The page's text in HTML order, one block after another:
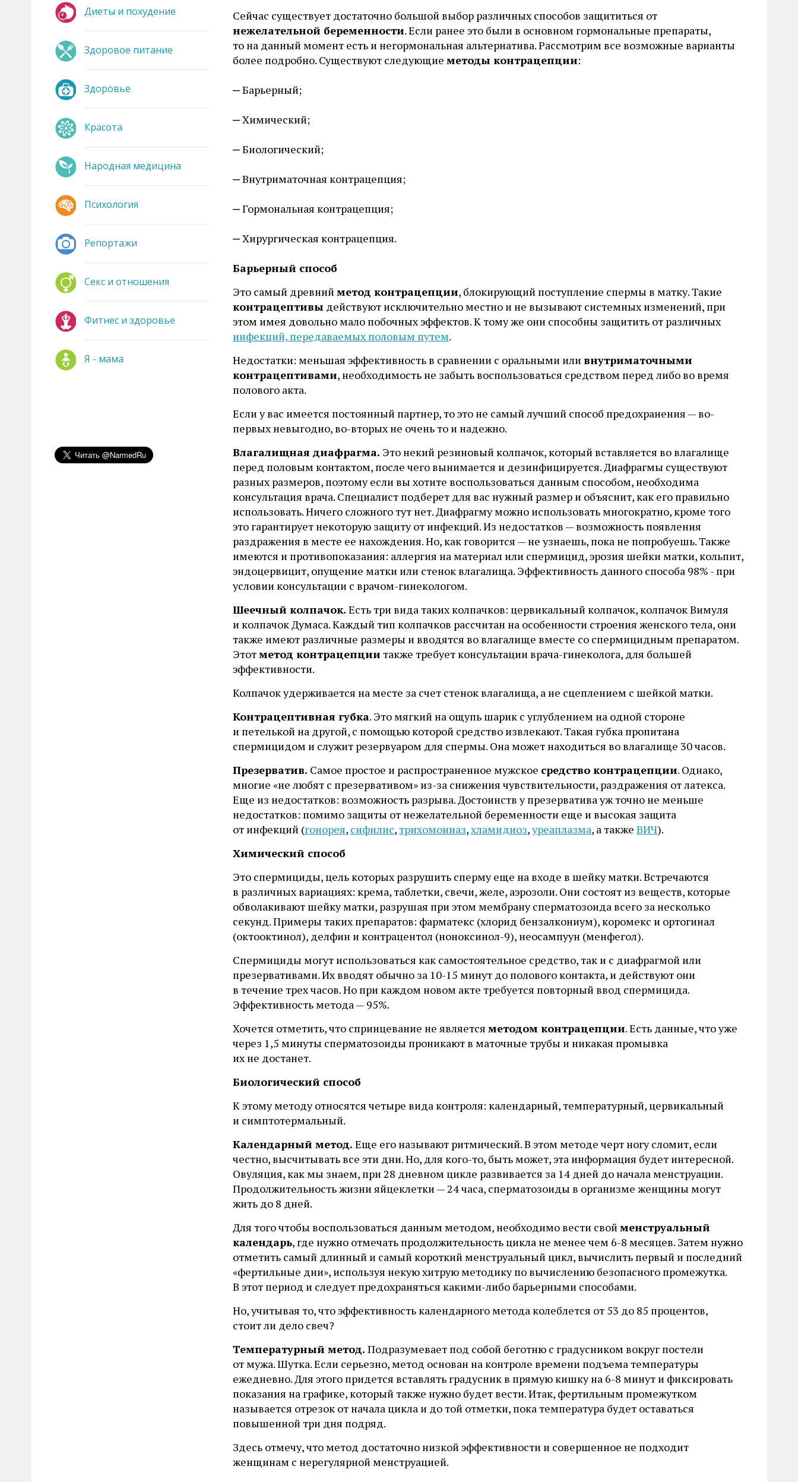
Сейчас существует достаточно большой выбор различных способов защититься от
нежелательной беременности. Если ранее это были в основном гормональные препараты,
то на данный момент есть и негормональная альтернатива. Рассмотрим все возможные варианты
более подробно. Существуют следующие методы контрацепции:
Барьерный;
Химический;
Биологический;
Внутриматочная контрацепция;
Гормональная контрацепция;
Хирургическая контрацепция.
Барьерный способ
Это самый древнийметод контрацепции, блокирующий поступление спермы в матку. Такие
контрацептивы действуют исключительно местно и не вызывают системных изменений, при
этом имея довольно мало побочных эффектов. К тому же они способны защитить от различных
инфекций, передаваемых половым путем.
Недостатки: меньшая эффективность в сравнении с оральными иливнутриматочными
контрацептивами, необходимость не забыть воспользоваться средством перед либо во время
полового акта.
Если у вас имеется постоянный партнер, то это не самый лучший способ предохранения — во-
первых невыгодно, во-вторых не очень то и надежно.
Влагалищная диафрагма. Это некий резиновый колпачок, который вставляется во влагалище
перед половым контактом, после чего вынимается и дезинфицируется. Диафрагмы существуют
разных размеров, поэтому если вы хотите воспользоваться данным способом, необходима
консультация врача. Специалист подберет для вас нужный размер и объяснит, как его правильно
использовать. Ничего сложного тут нет. Диафрагму можно использовать многократно, кроме того
это гарантирует некоторую защиту от инфекций. Из недостатков — возможность появления
раздражения в месте ее нахождения. Но, как говорится — не узнаешь, пока не попробуешь. Также
имеются и противопоказания: аллергия на материал или спермицид, эрозия шейки матки, кольпит,
эндоцервицит, опущение матки или стенок влагалища. Эффективность данного способа 98% - при
условии консультации с врачом-гинекологом.
Шеечный колпачок. Есть три вида таких колпачков: цервикальный колпачок, колпачок Вимуля
и колпачок Думаса. Каждый тип колпачков рассчитан на особенности строения женского тела, они
также имеют различные размеры и вводятся во влагалище вместе со спермицидным препаратом.
Этотметод контрацепции также требует консультации врача-гинеколога, для большей
эффективности.
Колпачок удерживается на месте за счет стенок влагалища, а не сцеплением с шейкой матки.
Контрацептивная губка. Это мягкий на ощупь шарик с углублением на одной стороне
и петелькой на другой, с помощью которой средство извлекают. Такая губка пропитана
спермицидом и служит резервуаром для спермы. Она может находиться во влагалище 30 часов.
Презерватив. Самое простое и распространенное мужское средство контрацепции. Однако,
многие «не любят с презервативом» из-за снижения чувствительности, раздражения от латекса.
Еще из недостатков: возможность разрыва. Достоинств у презерватива уж точно не меньше
недостатков: помимо защиты от нежелательной беременности еще и высокая защита
от инфекций (гонорея, сифилис,трихомониаз,хламидиоз,уреаплазма, а также ВИЧ).
Химический способ
Это спермициды, цель которых разрушить сперму еще на входе в шейку матки. Встречаются
в различных вариациях: крема, таблетки, свечи, желе, аэрозоли. Они состоят из веществ, которые
обволакивают шейку матки, разрушая при этом мембрану сперматозоида всего за несколько
секунд. Примеры таких препаратов: фарматекс (хлорид бензалкониум), коромекс и ортогинал
(октооктинол), делфин и контрацентол (ноноксинол-9), неосампуун (менфегол).
Спермициды могут использоваться как самостоятельное средство, так и с диафрагмой или
презервативами. Их вводят обычно за 10-15 минут до полового контакта, и действуют они
в течение трех часов. Но при каждом новом акте требуется повторный ввод спермицида.
Эффективность метода — 95%.
Хочется отметить, что спринцевание не является методом контрацепции. Есть данные, что уже
через 1,5 минуты сперматозоиды проникают в маточные трубы и никакая промывка
их не достанет.
Биологический способ
К этому методу относятся четыре вида контроля: календарный, температурный, цервикальный
и симптотермальный.
Календарный метод. Еще его называют ритмический. В этом методе черт ногу сломит, если
честно, высчитывать все эти дни. Но, для кого-то, быть может, эта информация будет интересной.
Овуляция, как мы знаем, при 28 дневном цикле развивается за 14 дней до начала менструации.
Продолжительность жизни яйцеклетки — 24 часа, сперматозоиды в организме женщины могут
жить до 8 дней.
Для того чтобы воспользоваться данным методом, необходимо вести свойменструальный
календарь, где нужно отмечать продолжительность цикла не менее чем 6-8 месяцев. Затем нужно
отметить самый длинный и самый короткий менструальный цикл, вычислить первый и последний
«фертильные дни», используя некую хитрую методику по вычислению безопасного промежутка.
В этот период и следует предохраняться какими-либо барьерными способами.
Но, учитывая то, что эффективность календарного метода колеблется от 53 до 85 процентов,
стоит ли дело свеч?
Температурный метод. Подразумевает под собой беготню с градусником вокруг постели
от мужа. Шутка. Если серьезно, метод основан на контроле времени подъема температуры
ежедневно. Для этого придется вставлять градусник в прямую кишку на 6-8 минут и фиксировать
показания на графике, который также нужно будет вести. Итак, фертильным промежутком
называется отрезок от начала цикла и до той отметки, пока температура будет оставаться
повышенной три дня подряд.
Здесь отмечу, что метод достаточно низкой эффективности и совершенное не подходит
женщинам с нерегулярной менструацией.
Диеты и похудение
Здоровое питание
Здоровье
Красота
Народная медицина
Психология
Репортажи
Секс и отношения
Фитнес и здоровье
Я - мама